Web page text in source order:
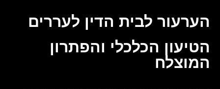
הערעור לבית הדין לעררים
הטיעון הכלכלי והפתרון
המוצלח